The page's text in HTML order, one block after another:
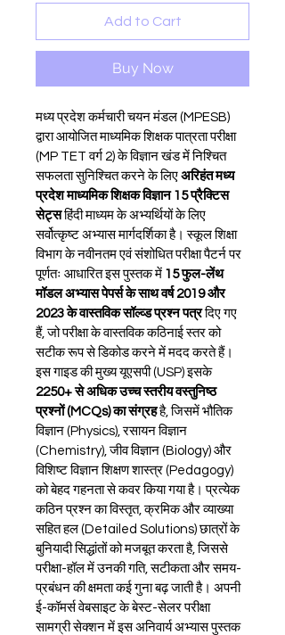
Add to Cart
Buy Now
मध्य प्रदेश कर्मचारी चयन मंडल (MPESB)
द्वारा आयोजित माध्यमिक शिक्षक पात्रता परीक्षा
(MP TET वर्ग 2) के विज्ञान खंड में निश्चित
सफलता सुनिश्चित करने के लिए अरिहंत मध्य
प्रदेश माध्यमिक शिक्षक विज्ञान 15 प्रैक्टिस
सेट्स हिंदी माध्यम के अभ्यर्थियों के लिए
सर्वोत्कृष्ट अभ्यास मार्गदर्शिका है। स्कूल शिक्षा
विभाग के नवीनतम एवं संशोधित परीक्षा पैटर्न पर
पूर्णतः आधारित इस पुस्तक में 15 फुल-लेंथ
मॉडल अभ्यास पेपर्स के साथ वर्ष 2019 और
2023 के वास्तविक सॉल्व्ड प्रश्न पत्र दिए गए
हैं, जो परीक्षा के वास्तविक कठिनाई स्तर को
सटीक रूप से डिकोड करने में मदद करते हैं।
इस गाइड की मुख्य यूएसपी (USP) इसके
2250+ से अधिक उच्च स्तरीय वस्तुनिष्ठ
प्रश्नों (MCQs) का संग्रह है, जिसमें भौतिक
विज्ञान (Physics), रसायन विज्ञान
(Chemistry), जीव विज्ञान (Biology) और
विशिष्ट विज्ञान शिक्षण शास्त्र (Pedagogy)
को बेहद गहनता से कवर किया गया है। प्रत्येक
कठिन प्रश्न का विस्तृत, क्रमिक और व्याख्या
सहित हल (Detailed Solutions) छात्रों के
बुनियादी सिद्धांतों को मजबूत करता है, जिससे
परीक्षा-हॉल में उनकी गति, सटीकता और समय-
प्रबंधन की क्षमता कई गुना बढ़ जाती है। अपनी
ई-कॉमर्स वेबसाइट के बेस्ट-सेलर परीक्षा
सामग्री सेक्शन में इस अनिवार्य अभ्यास पुस्तक